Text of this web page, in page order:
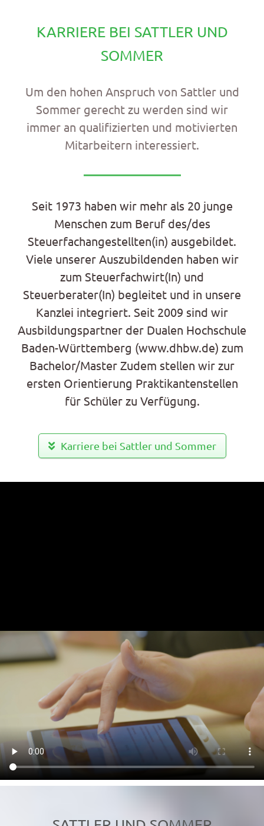
KARRIERE BEI SATTLER UND
SOMMER
Um den hohen Anspruch von Sattler und
Sommer gerecht zu werden sind wir
immer an qualifizierten und motivierten
Mitarbeitern interessiert.
Seit 1973 haben wir mehr als 20 junge
Menschen zum Beruf des/des
Steuerfachangestellten(in) ausgebildet.
Viele unserer Auszubildenden haben wir
zum Steuerfachwirt(In) und
Steuerberater(In) begleitet und in unsere
Kanzlei integriert. Seit 2009 sind wir
Ausbildungspartner der Dualen Hochschule
Baden-Württemberg (www.dhbw.de) zum
Bachelor/Master Zudem stellen wir zur
ersten Orientierung Praktikantenstellen
für Schüler zu Verfügung.
Karriere bei Sattler und Sommer